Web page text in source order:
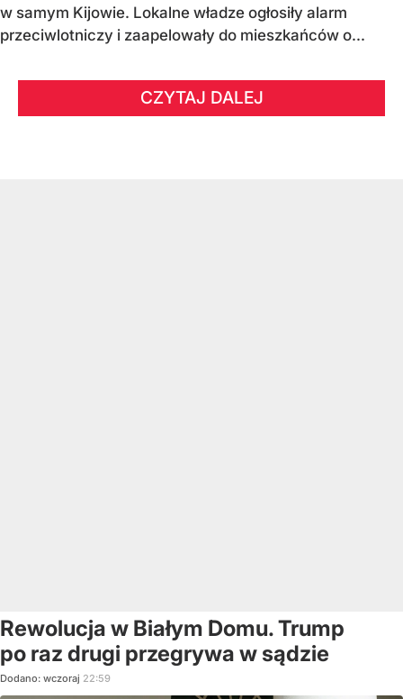
w samym Kijowie. Lokalne władze ogłosiły alarm
przeciwlotniczy i zaapelowały do mieszkańców o...
CZYTAJ DALEJ
Rewolucja w Białym Domu. Trump
po raz drugi przegrywa w sądzie
Dodano: wczoraj 22:59